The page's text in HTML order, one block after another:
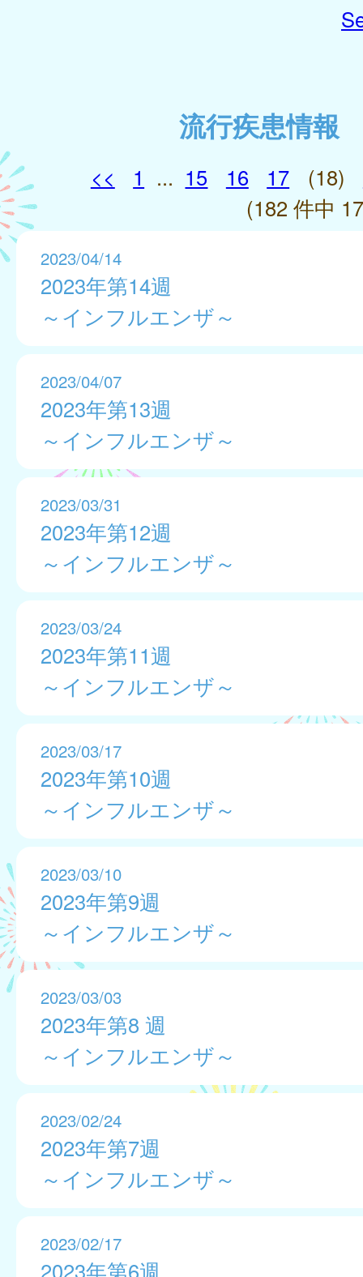
流行疾患情報
<< 1 ... 15 16 17 (18)
(182 件中
2023/04/14
2023年第14週
～インフルエンザ～
2023/04/07
2023年第13週
～インフルエンザ～
2023/03/31
2023年第12週
～インフルエンザ～
2023/03/24
2023年第11週
～インフルエンザ～
2023/03/17
2023年第10週
～インフルエンザ～
2023/03/10
2023年第9週
～インフルエンザ～
2023/03/03
2023年第8 週
～インフルエンザ～
2023/02/24
2023年第7週
～インフルエンザ～
2023/02/17
2023年第6週